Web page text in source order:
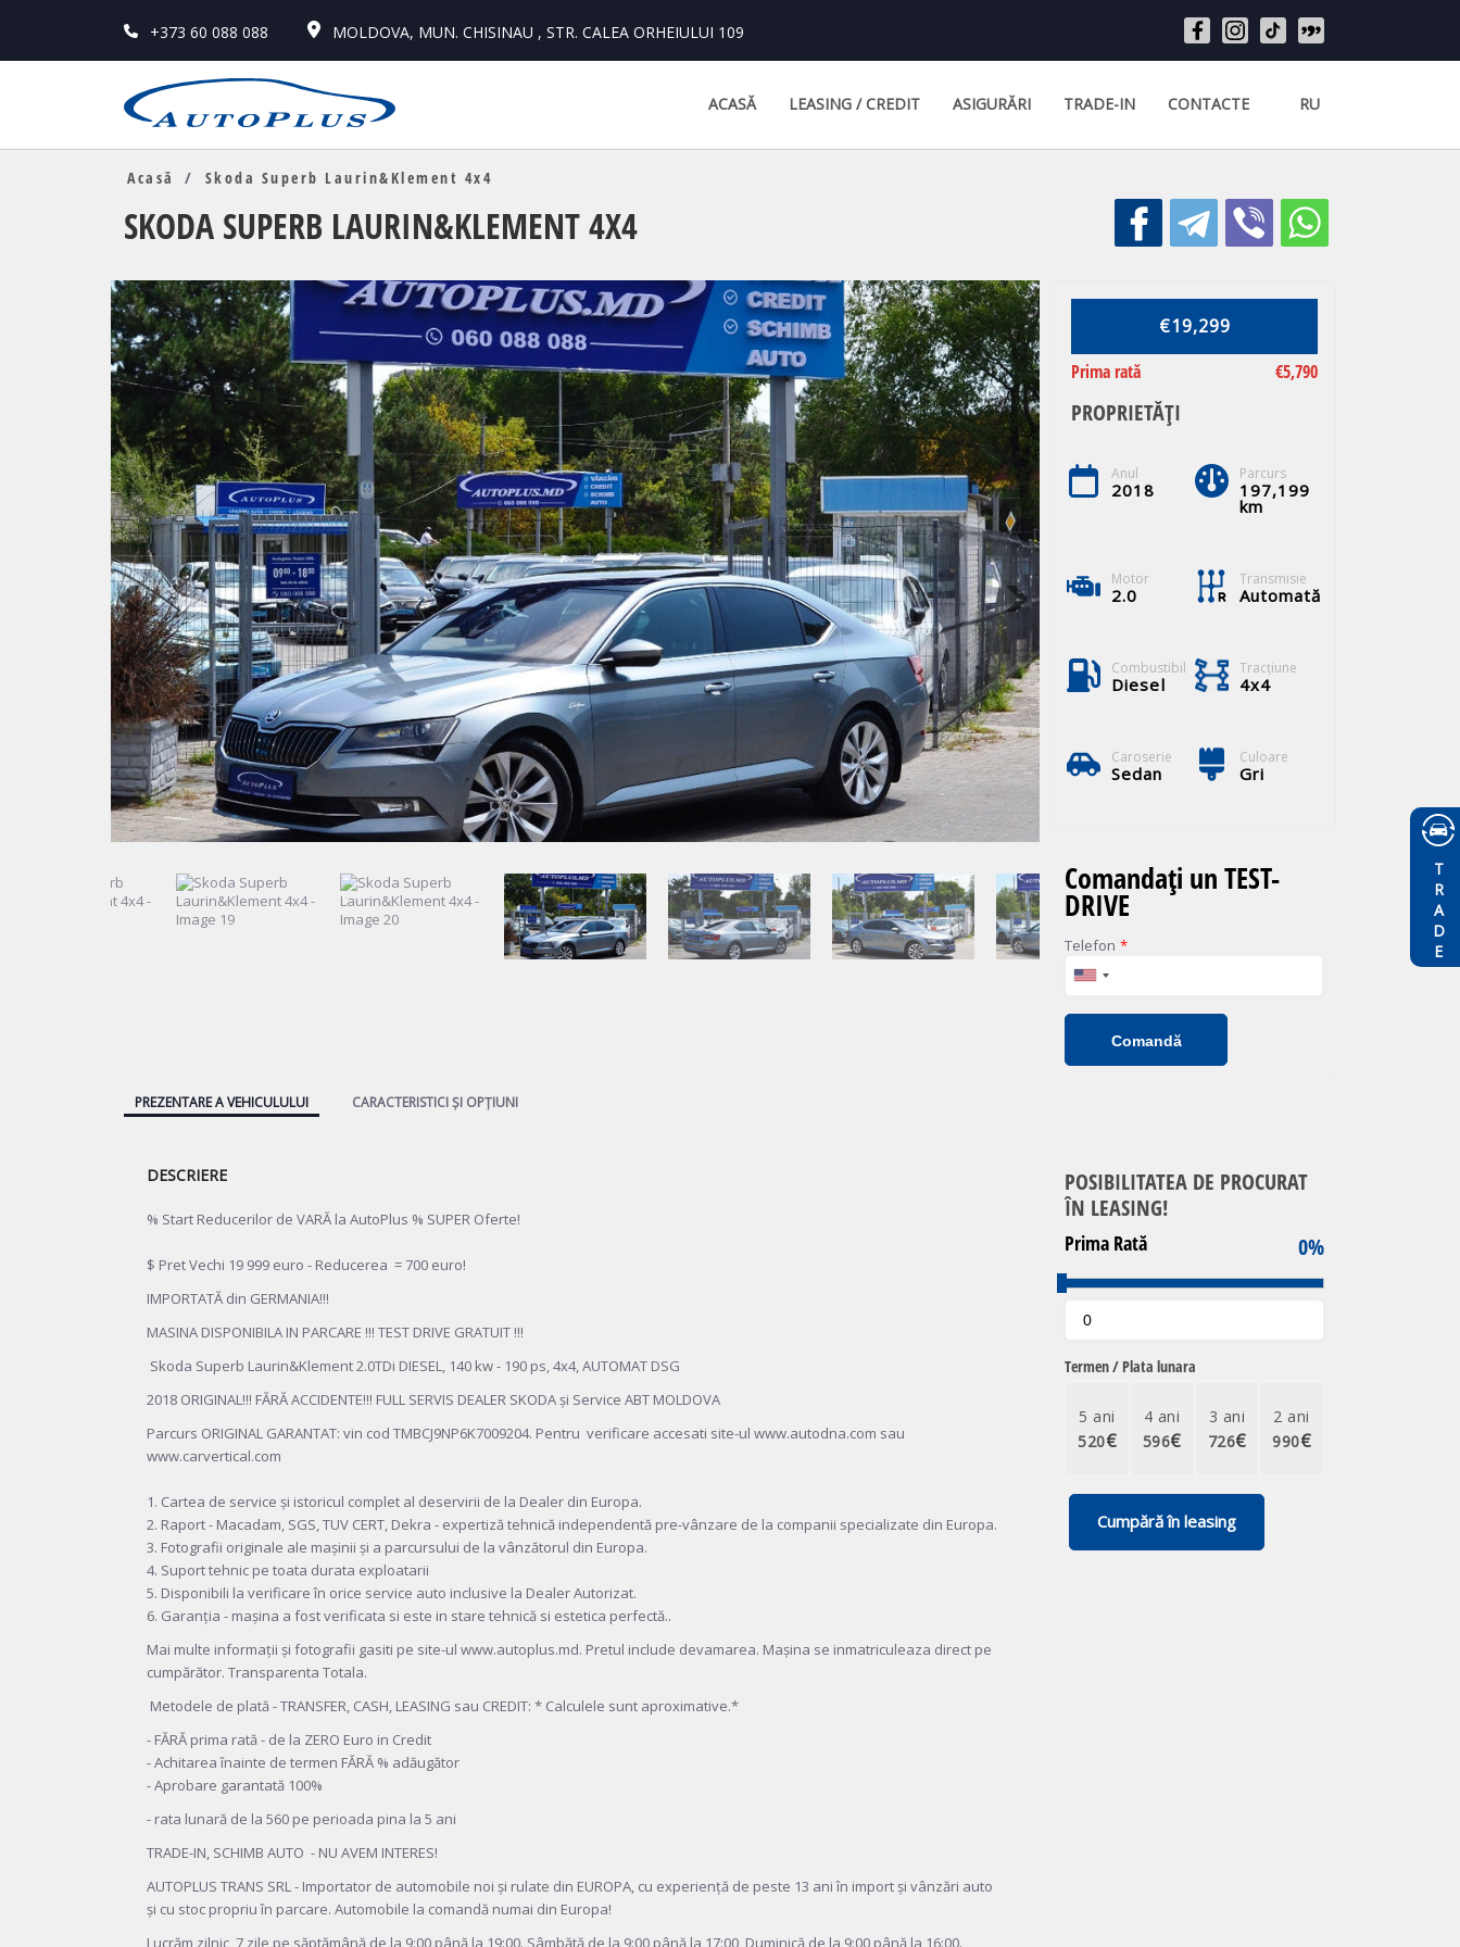
TRADE
+373 60 088 088 MOLDOVA, MUN. CHISINAU , STR. CALEA ORHEIULUI 109
ACASĂ LEASING / CREDIT ASIGURĂRI TRADE-IN CONTACTE RU
Acasă Skoda Superb Laurin&Klement 4x4
SKODA SUPERB LAURIN&KLEMENT 4X4
€19,299
Prima rată
€5,790
PROPRIETĂȚI
Anul
2018
Parcurs
197,199
km
Motor
2.0
Transmisie
Automată
Combustibil
Diesel
Tracţiune
4x4
Caroserie
Sedan
Culoare
Gri
Comandați un TEST-
DRIVE
Telefon *
Comandă
PREZENTARE A VEHICULULUI CARACTERISTICI ȘI OPȚIUNI
DESCRIERE
% Start Reducerilor de VARĂ la AutoPlus % SUPER Oferte!
$ Pret Vechi 19 999 euro - Reducerea = 700 euro!
IMPORTATĂ din GERMANIA!!!
MASINA DISPONIBILA IN PARCARE !!! TEST DRIVE GRATUIT !!!
Skoda Superb Laurin&Klement 2.0TDi DIESEL, 140 kw - 190 ps, 4x4, AUTOMAT DSG
2018 ORIGINAL!!! FĂRĂ ACCIDENTE!!! FULL SERVIS DEALER SKODA și Service ABT MOLDOVA
Parcurs ORIGINAL GARANTAT: vin cod TMBCJ9NP6K7009204. Pentru verificare accesati site-ul www.autodna.com sau
www.carvertical.com
1. Cartea de service și istoricul complet al deservirii de la Dealer din Europa.
2. Raport - Macadam, SGS, TUV CERT, Dekra - expertiză tehnică independentă pre-vânzare de la companii specializate din Europa.
3. Fotografii originale ale mașinii și a parcursului de la vânzătorul din Europa.
4. Suport tehnic pe toata durata exploatarii
5. Disponibili la verificare în orice service auto inclusive la Dealer Autorizat.
6. Garanția - mașina a fost verificata si este in stare tehnică si estetica perfectă..
Mai multe informații și fotografii gasiti pe site-ul www.autoplus.md. Pretul include devamarea. Mașina se inmatriculeaza direct pe
cumpărător. Transparenta Totala.
Metodele de plată - TRANSFER, CASH, LEASING sau CREDIT: * Calculele sunt aproximative.*
- FĂRĂ prima rată - de la ZERO Euro in Credit
- Achitarea înainte de termen FĂRĂ % adăugător
- Aprobare garantată 100%
- rata lunară de la 560 pe perioada pina la 5 ani
TRADE-IN, SCHIMB AUTO - NU AVEM INTERES!
AUTOPLUS TRANS SRL - Importator de automobile noi și rulate din EUROPA, cu experiență de peste 13 ani în import și vânzări auto
și cu stoc propriu în parcare. Automobile la comandă numai din Europa!
Lucrăm zilnic, 7 zile pe săptămână de la 9:00 până la 19:00. Sâmbătă de la 9:00 până la 17:00, Duminică de la 9:00 până la 16:00.
POSIBILITATEA DE PROCURAT
ÎN LEASING!
Prima Rată 0%
Termen / Plata lunara
5 ani
520€
4 ani
596€
3 ani
726€
2 ani
990€
Cumpără în leasing